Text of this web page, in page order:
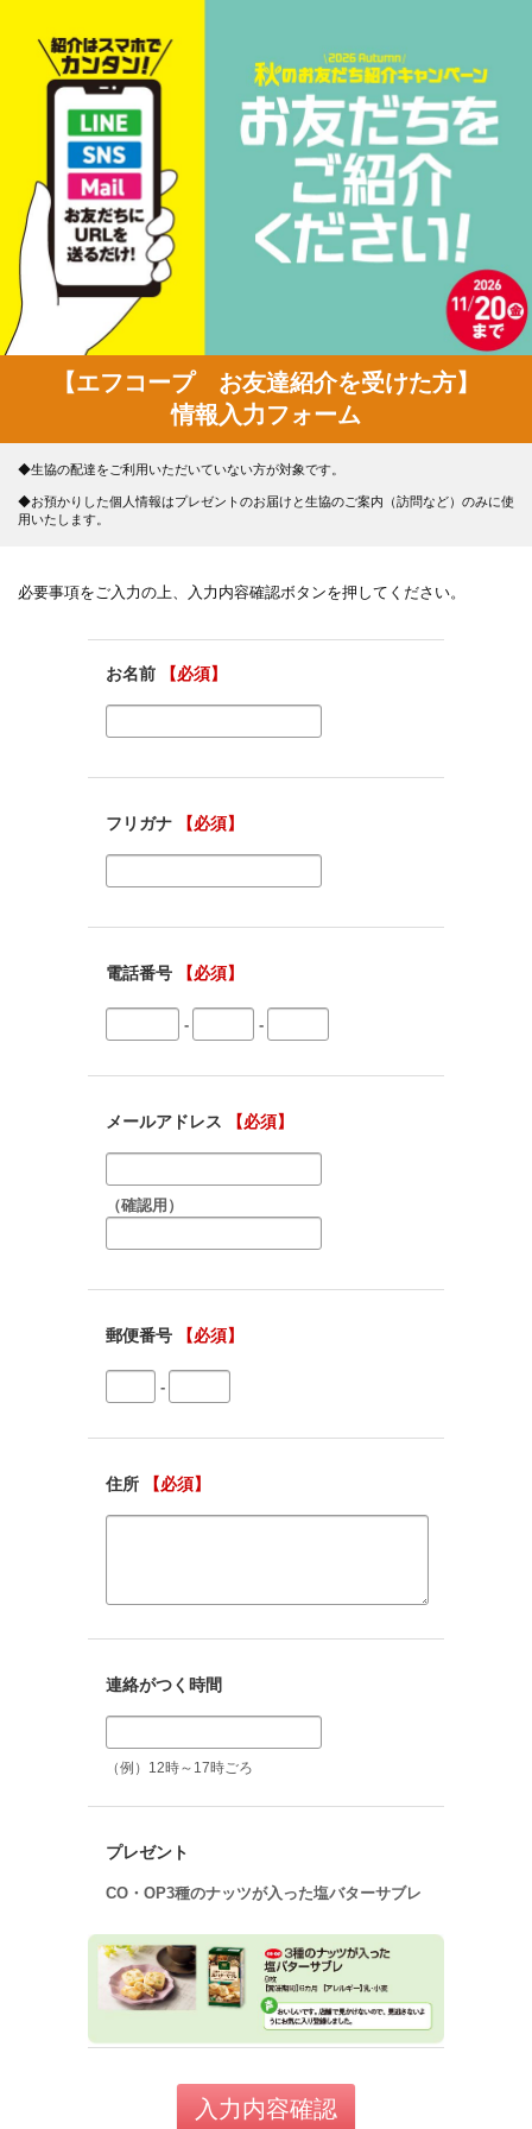
【エフコープ お友達紹介を受けた方】
情報入力フォーム
◆生協の配達をご利用いただいていない方が対象です。
◆お預かりした個人情報はプレゼントのお届けと生協のご案内（訪問など）のみに使
用いたします。
必要事項をご入力の上、入力内容確認ボタンを押してください。
お名前 【必須】
フリガナ 【必須】
電話番号 【必須】
- -
メールアドレス 【必須】
（確認用）
郵便番号 【必須】
-
住所 【必須】
連絡がつく時間
（例）12時～17時ごろ
プレゼント
CO・OP3種のナッツが入った塩バターサブレ